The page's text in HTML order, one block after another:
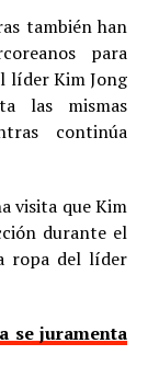
también han
para
líder Kim Jong
las mismas
continúa
visita que Kim
durante el
ropa del líder
se juramenta